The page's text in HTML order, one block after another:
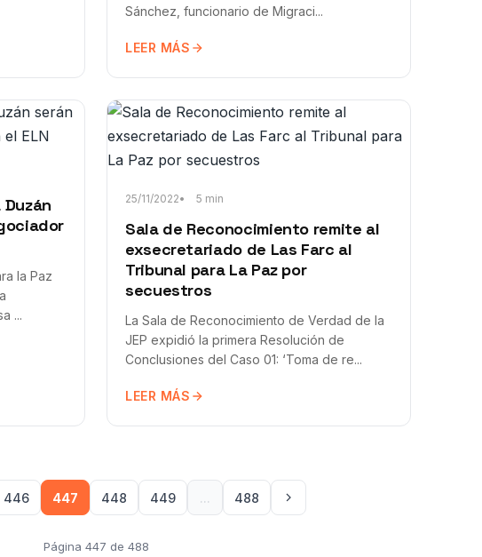
Sánchez, funcionario de Migraci...
LEER MÁS
la Paz
...
25/11/2022 5 min
Sala de Reconocimiento remite al
exsecretariado de Las Farc al
Tribunal para La Paz por
secuestros
La Sala de Reconocimiento de Verdad de la
JEP expidió la primera Resolución de
Conclusiones del Caso 01: ‘Toma de re...
LEER MÁS
446 447 448 449 ... 488
Página 447 de 488